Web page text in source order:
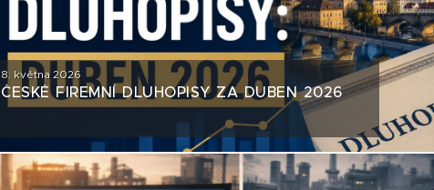
8. května 2026
ČESKÉ FIREMNÍ DLUHOPISY ZA DUBEN 2026